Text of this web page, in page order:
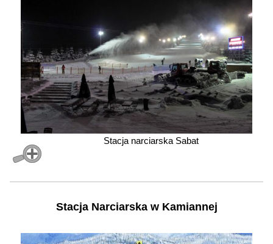
Stacja narciarska Sabat
Stacja Narciarska w Kamiannej